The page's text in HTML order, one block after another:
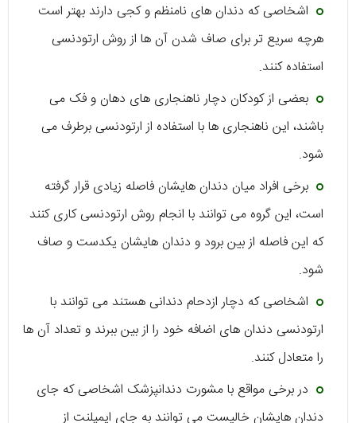
اشخاصی که دندان های نامنظم و کجی دارند بهتر است
هرچه سریع تر برای صاف شدن آن ها از روش ارتودنسی
استفاده کنند.
بعضی از کودکان دچار ناهنجاری های دهان و فک می
باشند، این ناهنجاری ها با استفاده از ارتودنسی برطرف می
شود.
برخی افراد میان دندان هایشان فاصله زیادی قرار گرفته
است، این گروه می توانند با انجام روش ارتودنسی کاری کنند
که این فاصله از بین برود و دندان هایشان یکدست و صاف
شود.
اشخاصی که دچار ازدحام دندانی هستند می توانند با
ارتودنسی دندان های اضافه خود را از بین ببرند و تعداد آن ها
را متعادل کنند.
در برخی مواقع با مشورت دندانپزشک اشخاصی که جای
دندان هایشان خالیست می توانند به جای ایمپلنت از